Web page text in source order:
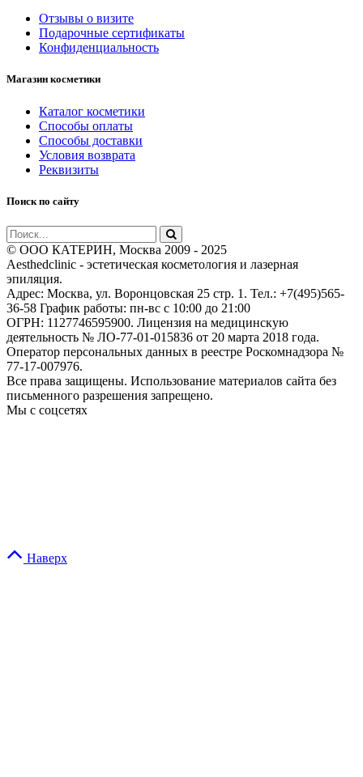
Отзывы о визите
Подарочные сертификаты
Конфиденциальность
Магазин косметики
Каталог косметики
Способы оплаты
Способы доставки
Условия возврата
Реквизиты
Поиск по сайту
© ООО КАТЕРИН, Москва 2009 - 2025
Aesthedclinic - эстетическая косметология и лазерная
эпиляция.
Адрес: Москва, ул. Воронцовская 25 стр. 1. Тел.: +7(495)565-
36-58 График работы: пн-вс c 10:00 до 21:00
ОГРН: 1127746595900. Лицензия на медицинскую
деятельность № ЛО-77-01-015836 от 20 марта 2018 года.
Оператор персональных данных в реестре Роскомнадзора №
77-17-007976.
Все права защищены. Использование материалов сайта без
письменного разрешения запрещено.
Мы с соцсетях
Наверх